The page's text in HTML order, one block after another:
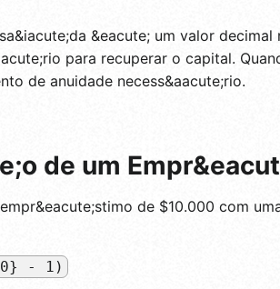
&eacute; um valor
para recuperar o capital.
de anuidade necess&aacute;rio.
de um
de $10.000 com
- 1)